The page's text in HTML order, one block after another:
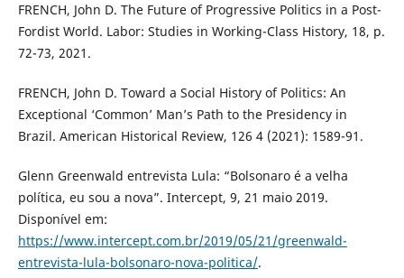
FRENCH, John D. The Future of Progressive Politics in a Post-
Fordist World. Labor: Studies in Working-Class History, 18, p.
72-73, 2021.
FRENCH, John D. Toward a Social History of Politics: An
Exceptional ‘Common’ Man’s Path to the Presidency in
Brazil. American Historical Review, 126 4 (2021): 1589-91.
Glenn Greenwald entrevista Lula: “Bolsonaro é a velha
política, eu sou a nova”. Intercept, 9, 21 maio 2019.
Disponível em:
https://www.intercept.com.br/2019/05/21/greenwald-
entrevista-lula-bolsonaro-nova-politica/.